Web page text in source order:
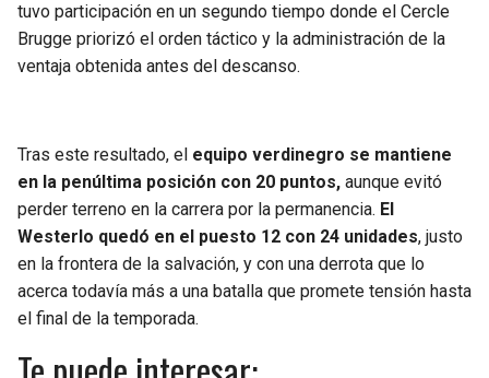
tuvo participación en un segundo tiempo donde el Cercle
Brugge priorizó el orden táctico y la administración de la
ventaja obtenida antes del descanso.
Tras este resultado, el equipo verdinegro se mantiene
en la penúltima posición con 20 puntos, aunque evitó
perder terreno en la carrera por la permanencia. El
Westerlo quedó en el puesto 12 con 24 unidades, justo
en la frontera de la salvación, y con una derrota que lo
acerca todavía más a una batalla que promete tensión hasta
el final de la temporada.